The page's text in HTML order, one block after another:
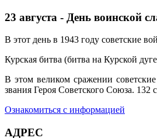
23 августа - День воинской
В этот день в 1943 году советские
Курская битва (битва на Курской
В этом великом сражении
звания Героя Советского Союза.
Ознакомиться с информацией
АДРЕС